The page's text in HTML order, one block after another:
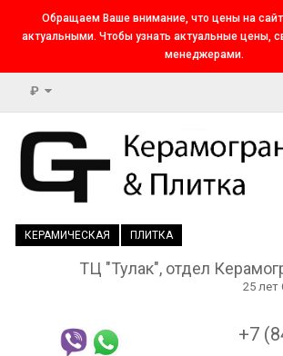
Обращаем Ваше внимание, что цены на
актуальными. Чтобы узнать актуальные цены,
менеджерами.
₽
КЕРАМИЧЕСКАЯ ПЛИТКА
ТЦ "Тулак", отдел
25 лет
+7